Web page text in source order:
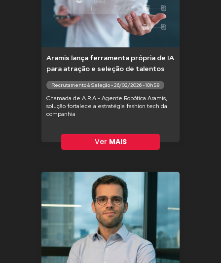
Aramis lança ferramenta própria de IA
para atração e seleção de talentos
Recrutamento & Seleção - 26/02/2026 - 10h59
Chamada de A.R.A - Agente Robótica Aramis,
solução fortalece a estratégia fashion tech da
companhia
Ver MAIS